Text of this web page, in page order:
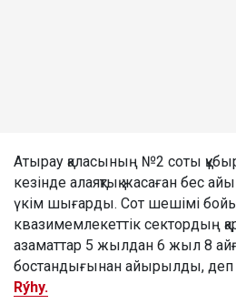
Атырау қаласының №2 соты
кезінде алаяқтық жасаған бес
үкім шығарды. Сот шешімі
квазимемлекеттік сектордың
азаматтар 5 жылдан 6 жыл 8
бостандығынан айырылды, деп
Rýhy.